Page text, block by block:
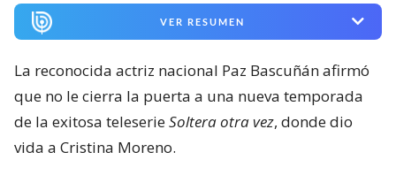
VER RESUMEN
La reconocida actriz nacional Paz Bascuñán afirmó
que no le cierra la puerta a una nueva temporada
de la exitosa teleserieSoltera otra vez, donde dio
vida a Cristina Moreno.